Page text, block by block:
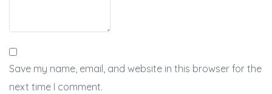
Save my name, email, and website in this browser for the
next time I comment.